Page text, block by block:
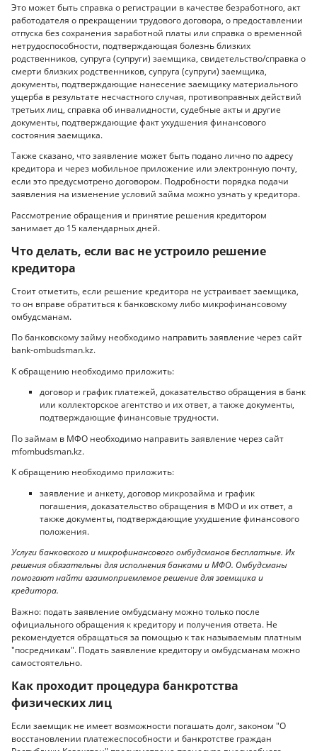
Это может быть справка о регистрации в качестве безработного, акт
работодателя о прекращении трудового договора, о предоставлении
отпуска без сохранения заработной платы или справка о временной
нетрудоспособности, подтверждающая болезнь близких
родственников, супруга (супруги) заемщика, свидетельство/справка о
смерти близких родственников, супруга (супруги) заемщика,
документы, подтверждающие нанесение заемщику материального
ущерба в результате несчастного случая, противоправных действий
третьих лиц, справка об инвалидности, судебные акты и другие
документы, подтверждающие факт ухудшения финансового
состояния заемщика.
Также сказано, что заявление может быть подано лично по адресу
кредитора и через мобильное приложение или электронную почту,
если это предусмотрено договором. Подробности порядка подачи
заявления на изменение условий займа можно узнать у кредитора.
Рассмотрение обращения и принятие решения кредитором
занимает до 15 календарных дней.
Что делать, если вас не устроило решение
кредитора
Стоит отметить, если решение кредитора не устраивает заемщика,
то он вправе обратиться к банковскому либо микрофинансовому
омбудсманам.
По банковскому займу необходимо направить заявление через сайт
bank-ombudsman.kz.
К обращению необходимо приложить:
договор и график платежей, доказательство обращения в банк
или коллекторское агентство и их ответ, а также документы,
подтверждающие финансовые трудности.
По займам в МФО необходимо направить заявление через сайт
mfombudsman.kz.
К обращению необходимо приложить:
заявление и анкету, договор микрозайма и график
погашения, доказательство обращения в МФО и их ответ, а
также документы, подтверждающие ухудшение финансового
положения.
Услуги банковского и микрофинансового омбудсманов бесплатные. Их
решения обязательны для исполнения банками и МФО. Омбудсманы
помогают найти взаимоприемлемое решение для заемщика и
кредитора.
Важно: подать заявление омбудсману можно только после
официального обращения к кредитору и получения ответа. Не
рекомендуется обращаться за помощью к так называемым платным
"посредникам". Подать заявление кредитору и омбудсманам можно
самостоятельно.
Как проходит процедура банкротства
физических лиц
Если заемщик не имеет возможности погашать долг, законом "О
восстановлении платежеспособности и банкротстве граждан